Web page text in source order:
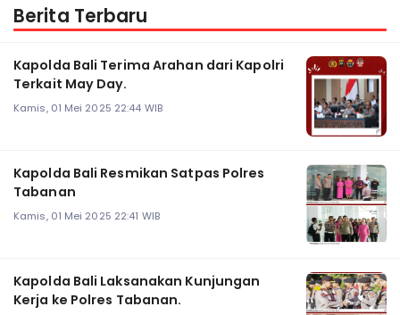
Berita Terbaru
Kapolda Bali Terima Arahan dari Kapolri
Terkait May Day.
Kamis, 01 Mei 2025 22:44 WIB
Kapolda Bali Resmikan Satpas Polres
Tabanan
Kamis, 01 Mei 2025 22:41 WIB
Kapolda Bali Laksanakan Kunjungan
Kerja ke Polres Tabanan.